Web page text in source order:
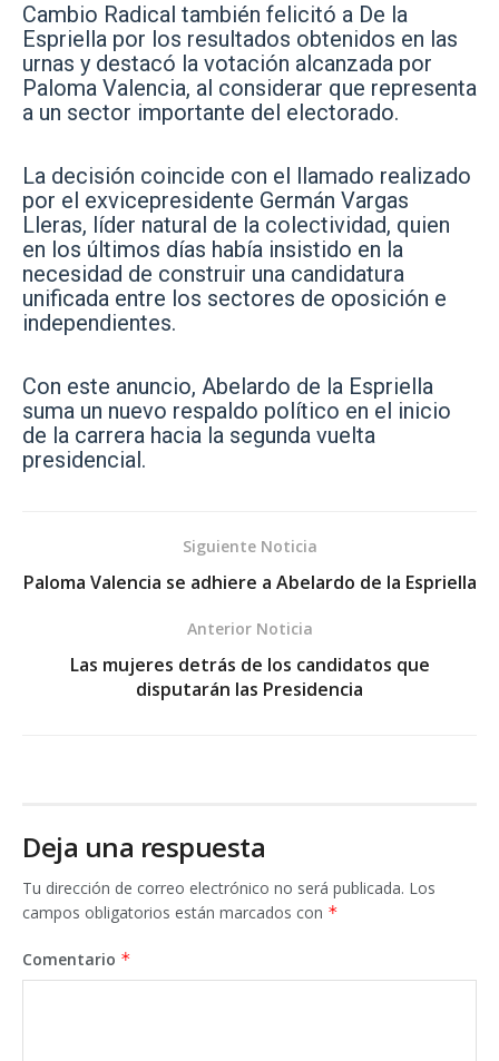
Cambio Radical también felicitó a De la
Espriella por los resultados obtenidos en las
urnas y destacó la votación alcanzada por
Paloma Valencia, al considerar que representa
a un sector importante del electorado.
La decisión coincide con el llamado realizado
por el exvicepresidente Germán Vargas
Lleras, líder natural de la colectividad, quien
en los últimos días había insistido en la
necesidad de construir una candidatura
unificada entre los sectores de oposición e
independientes.
Con este anuncio, Abelardo de la Espriella
suma un nuevo respaldo político en el inicio
de la carrera hacia la segunda vuelta
presidencial.
Siguiente Noticia
Paloma Valencia se adhiere a Abelardo de la Espriella
Anterior Noticia
Las mujeres detrás de los candidatos que
disputarán las Presidencia
Deja una respuesta
Tu dirección de correo electrónico no será publicada. Los
campos obligatorios están marcados con *
Comentario *